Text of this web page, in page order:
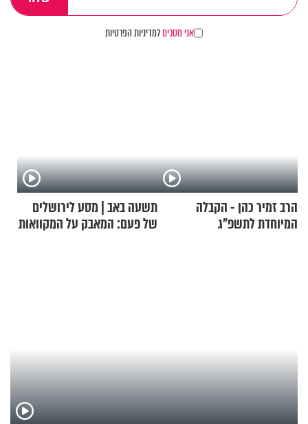
אני מסכיםלמדיניות הפרטיות
הרב זמיר כהן - הקבלה
המיוחדת לתשפ"ג
תשעה באב | מסע לירושלים
של פעם: המאבק על המקוואות